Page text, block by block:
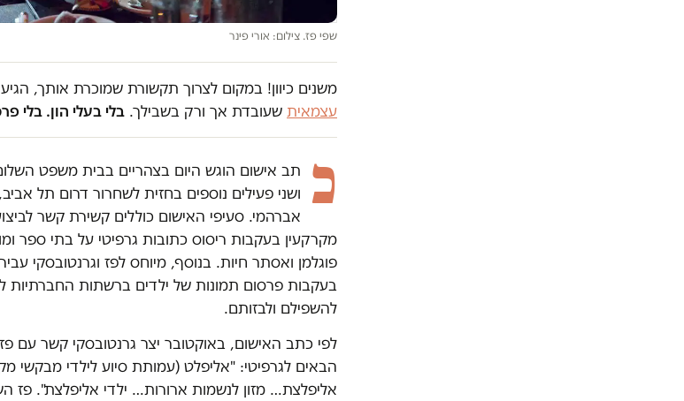
שפי פז. צילום: אורי פינר
משנים כיוון! במקום לצרוך תקשורת שמוכרת אותך,
עצמאית שעובדת אך ורק בשבילך. בלי בעלי הון. בלי
כ
תב אישום הוגש היום בצהריים בבית משפט
ושני פעילים נוספים בחזית לשחרור דרום תל אביב,
אברהמי. סעיפי האישום כוללים קשירת קשר
מקרקעין בעקבות ריסוס כתובות גרפיטי על בתי ספר
פוגלמן ואסתר חיות. בנוסף, מיוחס לפז וגרנטובסקי
בעקבות פרסום תמונות של ילדים ברשתות החברתיות
להשפילם ולבזותם.
לפי כתב האישום, באוקטובר יצר גרנטובסקי קשר עם
הבאים לגרפיטי: "אליפלט (עמותת סיוע לילדי מבקשי
אליפלצת… מזון לנשמות ארורות… ילדי אליפלצת". פז